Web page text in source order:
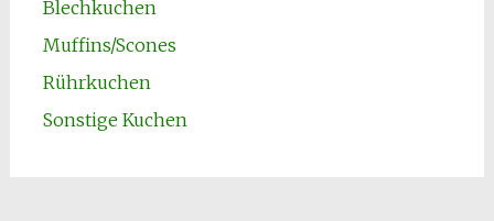
Blechkuchen
Muffins/Scones
Rührkuchen
Sonstige Kuchen